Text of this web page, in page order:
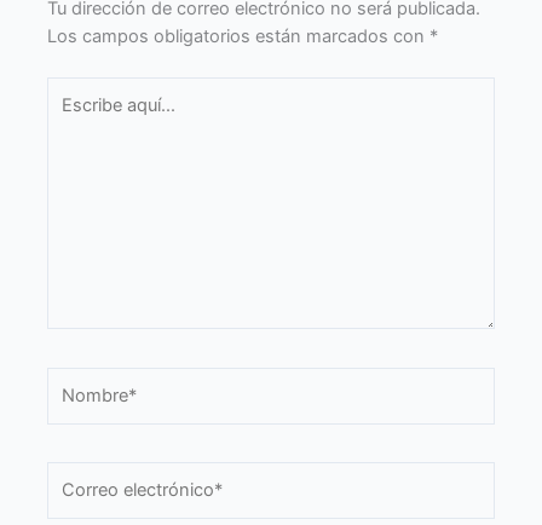
Tu dirección de correo electrónico no será publicada.
Los campos obligatorios están marcados con *
aquí...
electrónico*